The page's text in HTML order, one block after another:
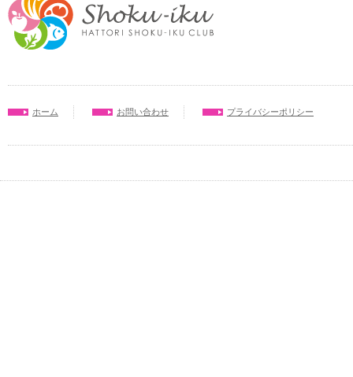
ホーム お問い合わせ プライバシーポリシー